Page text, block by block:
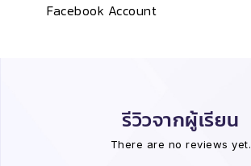
Facebook Account
รีวิวจากผู้เรียน
There are no reviews yet.